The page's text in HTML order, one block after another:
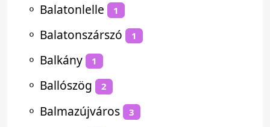
⚬ Balatonlelle 1
⚬ Balatonszárszó 1
⚬ Balkány 1
⚬ Ballószög 2
⚬ Balmazújváros 3